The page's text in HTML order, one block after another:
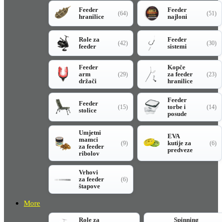
Feeder
hranilice
(64)
Feeder
najloni
(51)
Role za
feeder
(42)
Feeder
sistemi
(30)
Feeder
arm
držači
(29)
Kopče
za feeder
hranilice
(23)
Feeder
stolice
(15)
Feeder
torbe i
posude
(14)
Umjetni
mamci
za feeder
ribolov
(9)
EVA
kutije za
predveze
(6)
Vrhovi
za feeder
štapove
(6)
More
Role za
Spinning